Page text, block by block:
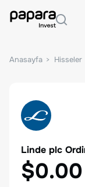
Anasayfa Hisseler
Linde plc
$0.00